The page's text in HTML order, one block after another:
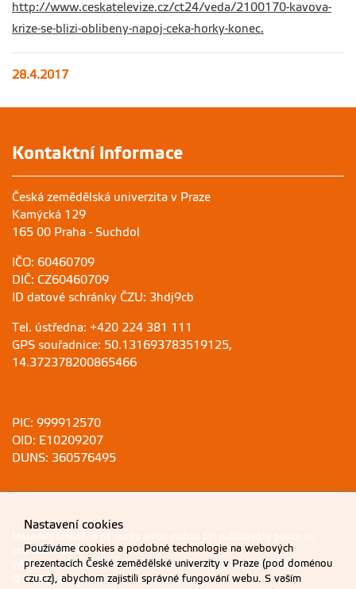
http://www.ceskatelevize.cz/ct24/veda/2100170-kavova-
krize-se-blizi-oblibeny-napoj-ceka-horky-konec.
28.4.2017
Kontaktní informace
Česká zemědělská univerzita v Praze
Kamýcká 129
165 00 Praha - Suchdol
IČO: 60460709
DIČ: CZ60460709
ID datové schránky ČZU: 3hdj9cb
Tel. ústředna: +420 224 381 111
GPS souřadnice: 50.131693783519125,
14.372378200865466
PIC: 999912570
OID: E10209207
DUNS: 360576495
Materiály umístěné na tomto webu mohou být publikovány pouze se
souhlasem ČZU.
Informace o zpracování a ochraně osobních údajů na ČZU v Praze.
© 2026 Česká zemědělská univerzita v Praze
Nastavení cookies
Používáme cookies a podobné technologie na webových
prezentacích České zemědělské univerzity v Praze (pod doménou
czu.cz), abychom zajistili správné fungování webu. S vaším